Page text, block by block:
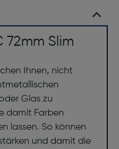
72mm Slim
Ihnen, nicht
Glas zu
damit Farben
lassen. So können
und damit die